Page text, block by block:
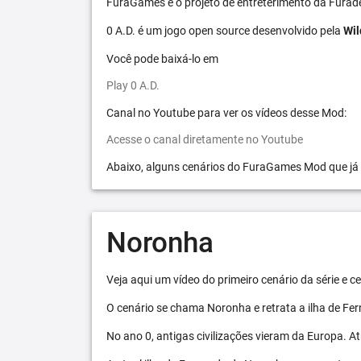
0 A.D. é um jogo open source desenvolvido pela
Você pode baixá-lo em
Play 0 A.D.
Canal no Youtube para ver os vídeos desse Mod:
Acesse o canal diretamente no Youtube
Abaixo, alguns cenários do FuraGames Mod que
Noronha
Veja aqui um vídeo do primeiro cenário da série e
O cenário se chama Noronha e retrata a ilha de
No ano 0, antigas civilizações vieram da Europa.